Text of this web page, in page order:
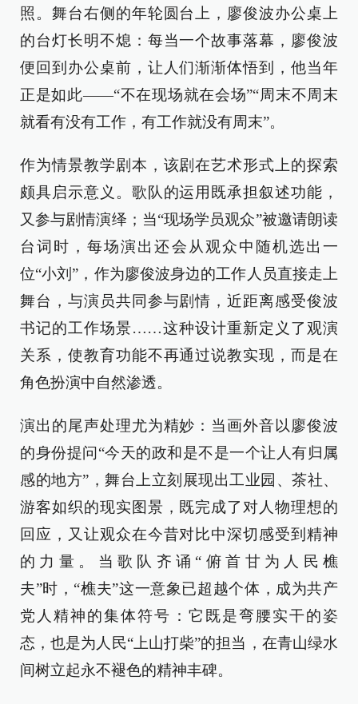
照。舞台右侧的年轮圆台上，廖俊波办公桌上
的台灯长明不熄：每当一个故事落幕，廖俊波
便回到办公桌前，让人们渐渐体悟到，他当年
正是如此——“不在现场就在会场”“周末不周末
就看有没有工作，有工作就没有周末”。
作为情景教学剧本，该剧在艺术形式上的探索
颇具启示意义。歌队的运用既承担叙述功能，
又参与剧情演绎；当“现场学员观众”被邀请朗读
台词时，每场演出还会从观众中随机选出一
位“小刘”，作为廖俊波身边的工作人员直接走上
舞台，与演员共同参与剧情，近距离感受俊波
书记的工作场景……这种设计重新定义了观演
关系，使教育功能不再通过说教实现，而是在
角色扮演中自然渗透。
演出的尾声处理尤为精妙：当画外音以廖俊波
的身份提问“今天的政和是不是一个让人有归属
感的地方”，舞台上立刻展现出工业园、茶社、
游客如织的现实图景，既完成了对人物理想的
回应，又让观众在今昔对比中深切感受到精神
的力量。当歌队齐诵“俯首甘为人民樵
夫”时，“樵夫”这一意象已超越个体，成为共产
党人精神的集体符号：它既是弯腰实干的姿
态，也是为人民“上山打柴”的担当，在青山绿水
间树立起永不褪色的精神丰碑。